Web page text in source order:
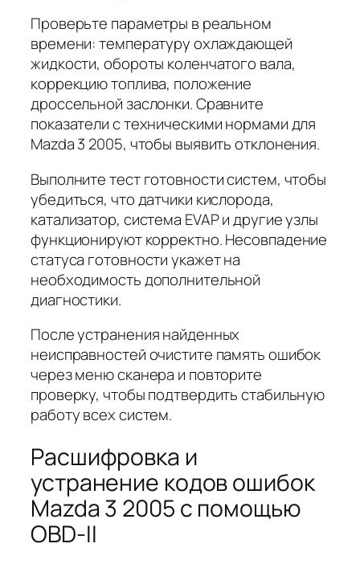
Проверьте параметры в реальном
времени: температуру охлаждающей
жидкости, обороты коленчатого вала,
коррекцию топлива, положение
дроссельной заслонки. Сравните
показатели с техническими нормами для
Mazda 3 2005, чтобы выявить отклонения.
Выполните тест готовности систем, чтобы
убедиться, что датчики кислорода,
катализатор, система EVAP и другие узлы
функционируют корректно. Несовпадение
статуса готовности укажет на
необходимость дополнительной
диагностики.
После устранения найденных
неисправностей очистите память ошибок
через меню сканера и повторите
проверку, чтобы подтвердить стабильную
работу всех систем.
Расшифровка и
устранение кодов ошибок
Mazda 3 2005 с помощью
OBD-II